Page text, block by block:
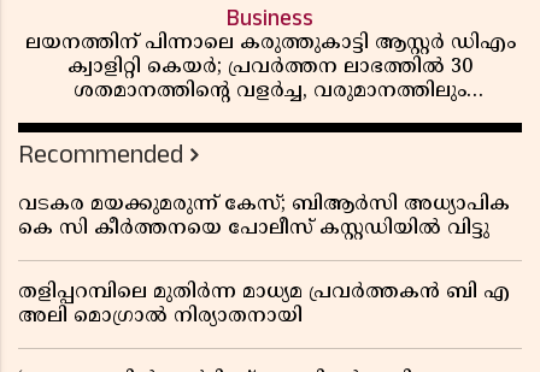
Business
ലയനത്തിന് പിന്നാലെ കരുത്തുകാട്ടി ആസ്റ്റർ ഡിഎം
ക്വാളിറ്റി കെയർ; പ്രവർത്തന ലാഭത്തിൽ 30
ശതമാനത്തിൻ്റെ വളർച്ച, വരുമാനത്തിലും
റിപ്പോർട്ട് പുറത്ത്
Recommended
വടകര മയക്കുമരുന്ന് കേസ്; ബിആർസി അധ്യാപിക
കെ സി കീർത്തനയെ പോലീസ് കസ്റ്റഡിയിൽ വിട്ടു
തളിപ്പറമ്പിലെ മുതിർന്ന മാധ്യമ പ്രവർത്തകൻ ബി എ
അലി മൊഗ്രാൽ നിര്യാതനായി